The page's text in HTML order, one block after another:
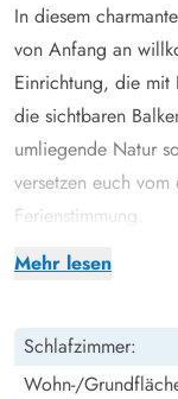
Mehr lesen
In diesem
von Anfang an
Einrichtung, die mit
die sichtbaren
umliegende Natur
versetzen euch
Ferienstimmung.
Eines der beiden
Saunagang ein
den Abend vor
Schlafzimmer:
Wohn-/